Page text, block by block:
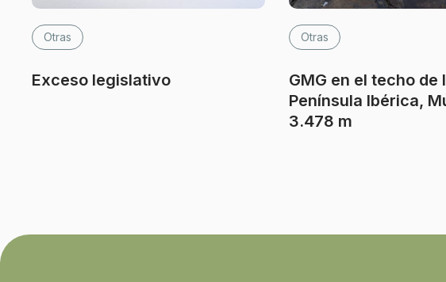
Otras
Exceso legislativo
Otras
GMG en el techo de
Península Ibérica,
3.478 m